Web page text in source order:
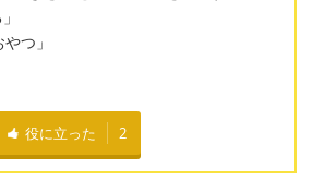
つ」
役に立った 2